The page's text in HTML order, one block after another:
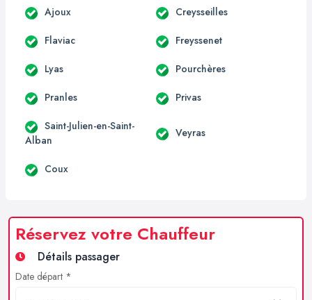
Ajoux Creysseilles
Flaviac Freyssenet
Lyas Pourchères
Pranles Privas
Saint-Julien-en-Saint-
Alban
Veyras
Coux
Réservez votre Chauffeur
Détails passager
Date départ *